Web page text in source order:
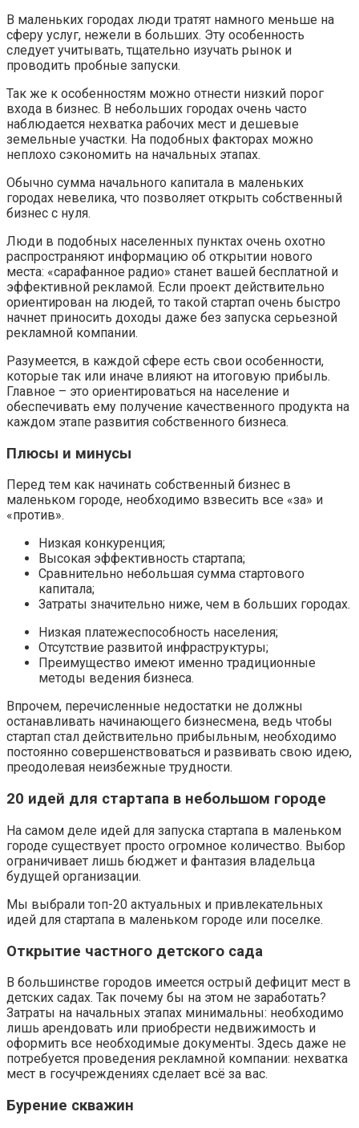
В маленьких городах люди тратят намного меньше на
сферу услуг, нежели в больших. Эту особенность
следует учитывать, тщательно изучать рынок и
проводить пробные запуски.
Так же к особенностям можно отнести низкий порог
входа в бизнес. В небольших городах очень часто
наблюдается нехватка рабочих мест и дешевые
земельные участки. На подобных факторах можно
неплохо сэкономить на начальных этапах.
Обычно сумма начального капитала в маленьких
городах невелика, что позволяет открыть собственный
бизнес с нуля.
Люди в подобных населенных пунктах очень охотно
распространяют информацию об открытии нового
места: «сарафанное радио» станет вашей бесплатной и
эффективной рекламой. Если проект действительно
ориентирован на людей, то такой стартап очень быстро
начнет приносить доходы даже без запуска серьезной
рекламной компании.
Разумеется, в каждой сфере есть свои особенности,
которые так или иначе влияют на итоговую прибыль.
Главное – это ориентироваться на население и
обеспечивать ему получение качественного продукта на
каждом этапе развития собственного бизнеса.
Плюсы и минусы
Перед тем как начинать собственный бизнес в
маленьком городе, необходимо взвесить все «за» и
«против».
Низкая конкуренция;
Высокая эффективность стартапа;
Сравнительно небольшая сумма стартового
капитала;
Затраты значительно ниже, чем в больших городах.
Низкая платежеспособность населения;
Отсутствие развитой инфраструктуры;
Преимущество имеют именно традиционные
методы ведения бизнеса.
Впрочем, перечисленные недостатки не должны
останавливать начинающего бизнесмена, ведь чтобы
стартап стал действительно прибыльным, необходимо
постоянно совершенствоваться и развивать свою идею,
преодолевая неизбежные трудности.
20 идей для стартапа в небольшом городе
На самом деле идей для запуска стартапа в маленьком
городе существует просто огромное количество. Выбор
ограничивает лишь бюджет и фантазия владельца
будущей организации.
Мы выбрали топ-20 актуальных и привлекательных
идей для стартапа в маленьком городе или поселке.
Открытие частного детского сада
В большинстве городов имеется острый дефицит мест в
детских садах. Так почему бы на этом не заработать?
Затраты на начальных этапах минимальны: необходимо
лишь арендовать или приобрести недвижимость и
оформить все необходимые документы. Здесь даже не
потребуется проведения рекламной компании: нехватка
мест в госучреждениях сделает всё за вас.
Бурение скважин